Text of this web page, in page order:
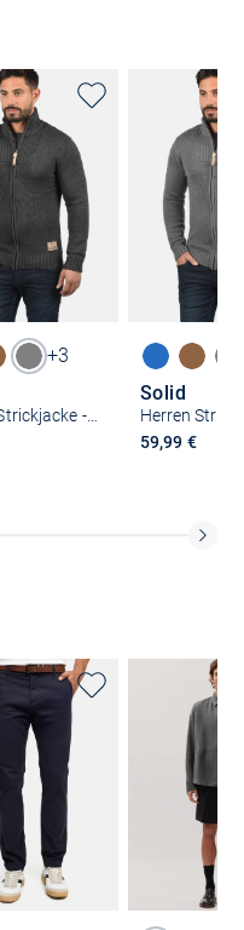
+3
Herren Strickjacke - SDPoul
Solid
59,99 €